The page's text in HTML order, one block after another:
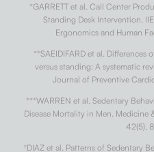
*GARRETT et al. Call Center
Standing Desk Intervention.
Ergonomics and Human
**SAEIDIFARD et al.
versus standing: A systematic
Journal of Preventive
***WARREN et al. Sedentary
Disease Mortality in Men. Medicine
42(5),
†DIAZ et al. Patterns of Sedentary